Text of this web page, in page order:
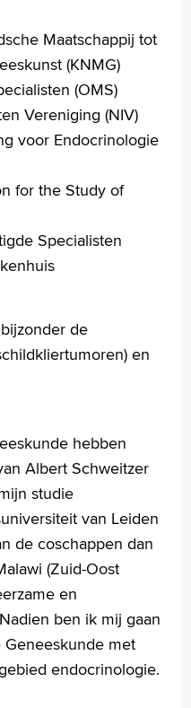
Maatschappij tot
(KNMG)
(OMS)
Vereniging (NIV)
voor Endocrinologie
for the Study of
Specialisten
de
en
hebben
Albert Schweitzer
studie
van Leiden
de coschappen dan
(Zuid-Oost
en
ben ik mij gaan
met
endocrinologie.